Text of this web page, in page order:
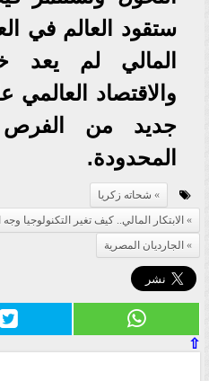
ستقود العالم في
المالي لم يعد
والاقتصاد
جديد من الفرص
المحدودة.
شحاته زكريا
الابتكار المالي.. كيف تغير التكنولوجيا وجه
الجارديان المصرية
⇧